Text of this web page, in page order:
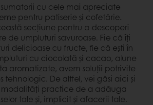
cu cele mai apreciate
pentru patiserie și cofetărie.
secțiune pentru a descoperi
de umpluturi savuroase. Fie că îți
delicioase cu fructe, fie că ești în
cu ciocolată și cacao, alune
aromatizate, avem soluții potrivite
tehnologic. De altfel, vei găsi aici și
modalități practice de a adăuga
tale și, implicit și afacerii tale.